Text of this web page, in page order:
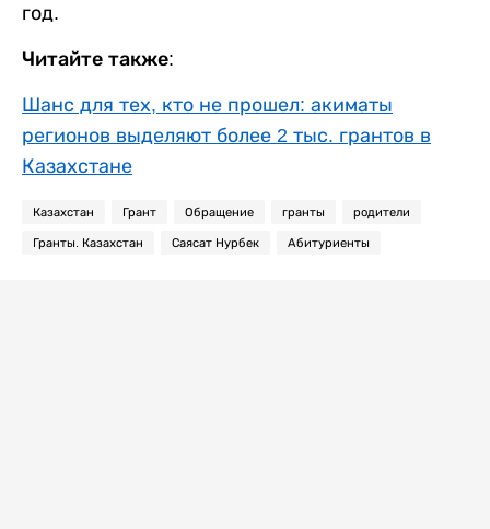
год.
Читайте также:
Шанс для тех, кто не прошел: акиматы
регионов выделяют более 2 тыс. грантов в
Казахстане
Казахстан Грант Обращение гранты родители
Гранты. Казахстан Саясат Нурбек Абитуриенты